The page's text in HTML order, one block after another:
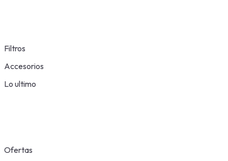
Filtros
Accesorios
Lo ultimo
Ofertas